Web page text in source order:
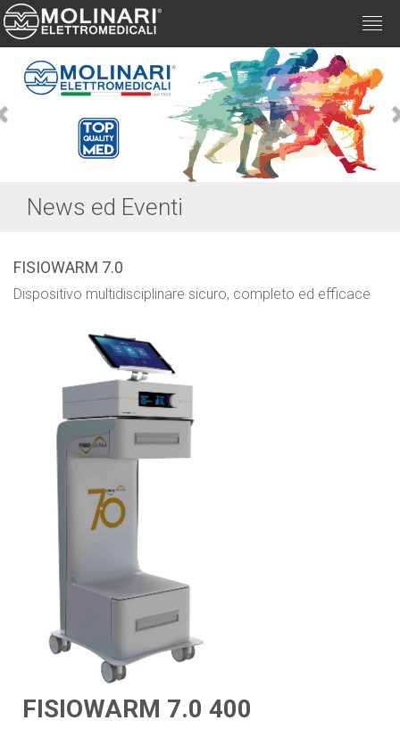
Previous
News ed Eventi
FISIOWARM 7.0
Dispositivo multidisciplinare sicuro, completo ed efficace
FISIOWARM 7.0 400